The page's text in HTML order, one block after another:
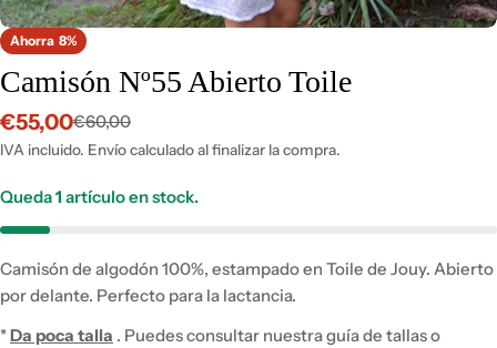
Ahorra 8%
Camisón Nº55 Abierto Toile
Precio
de
€55,00
Precio
habitual
€60,00
IVA incluido. Envío calculado al finalizar la compra.
Queda1 artículo en stock.
Camisón de algodón 100%, estampado en Toile de Jouy. Abierto
por delante. Perfecto para la lactancia.
*Da poca talla . Puedes consultar nuestra guía de tallas o